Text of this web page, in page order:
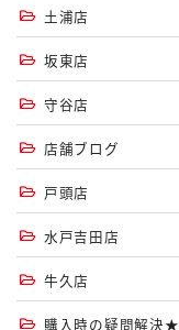
土浦店
坂東店
守谷店
店舗ブログ
戸頭店
水戸吉田店
牛久店
購入時の疑問解決★